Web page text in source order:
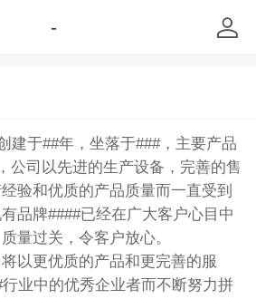
-
于##年，坐落于###，主要产品
公司以先进的生产设备，完善的售
验和优质的产品质量而一直受到
品牌####已经在广大客户心目中
量过关，令客户放心。
更优质的产品和更完善的服
业中的优秀企业者而不断努力拼